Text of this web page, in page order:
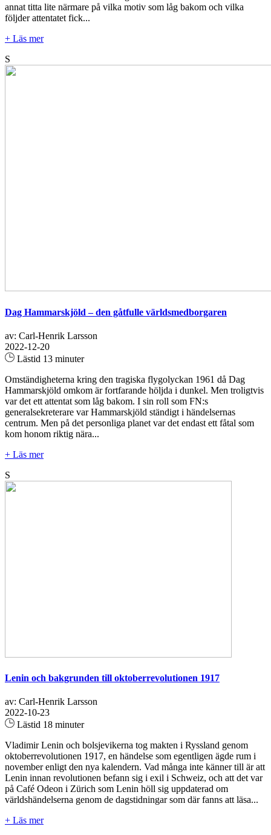
annat titta lite närmare på vilka motiv som låg bakom och vilka
följder attentatet fick...
+ Läs mer
S
Dag Hammarskjöld – den gåtfulle världsmedborgaren
av: Carl-Henrik Larsson
2022-12-20
Lästid 13 minuter
Omständigheterna kring den tragiska flygolyckan 1961 då Dag
Hammarskjöld omkom är fortfarande höljda i dunkel. Men troligtvis
var det ett attentat som låg bakom. I sin roll som FN:s
generalsekreterare var Hammarskjöld ständigt i händelsernas
centrum. Men på det personliga planet var det endast ett fåtal som
kom honom riktig nära...
+ Läs mer
S
Lenin och bakgrunden till oktoberrevolutionen 1917
av: Carl-Henrik Larsson
2022-10-23
Lästid 18 minuter
Vladimir Lenin och bolsjevikerna tog makten i Ryssland genom
oktoberrevolutionen 1917, en händelse som egentligen ägde rum i
november enligt den nya kalendern. Vad många inte känner till är att
Lenin innan revolutionen befann sig i exil i Schweiz, och att det var
på Café Odeon i Zürich som Lenin höll sig uppdaterad om
världshändelserna genom de dagstidningar som där fanns att läsa...
+ Läs mer